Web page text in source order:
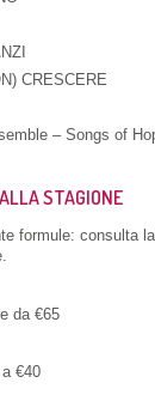
CRESCERE
– Songs of
STAGIONE
formule: consulta
da €65
€40